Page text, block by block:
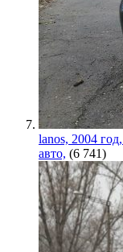
lanos, 2004
авто, (6 741)